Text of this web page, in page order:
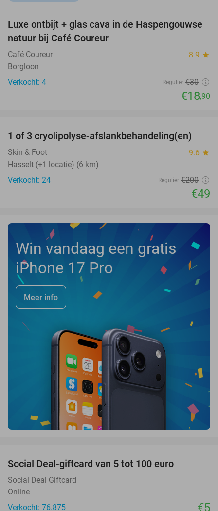
37%
TODAY
Luxe ontbijt + glas cava in de Haspengouwse
natuur bij Café Coureur
Café Coureur 8.9 star
Borgloon
Verkocht: 4
Regulier €30
€18,90
76%
1 of 3 cryolipolyse-afslankbehandeling(en)
Skin & Foot 9.6 star
Hasselt (+1 locatie) (6 km)
Verkocht: 24
Regulier €200
€49
Win vandaag een gratis
iPhone 17 Pro
Meer info
Social Deal-giftcard van 5 tot 100 euro
Social Deal Giftcard
Online
Verkocht: 76.875
€5